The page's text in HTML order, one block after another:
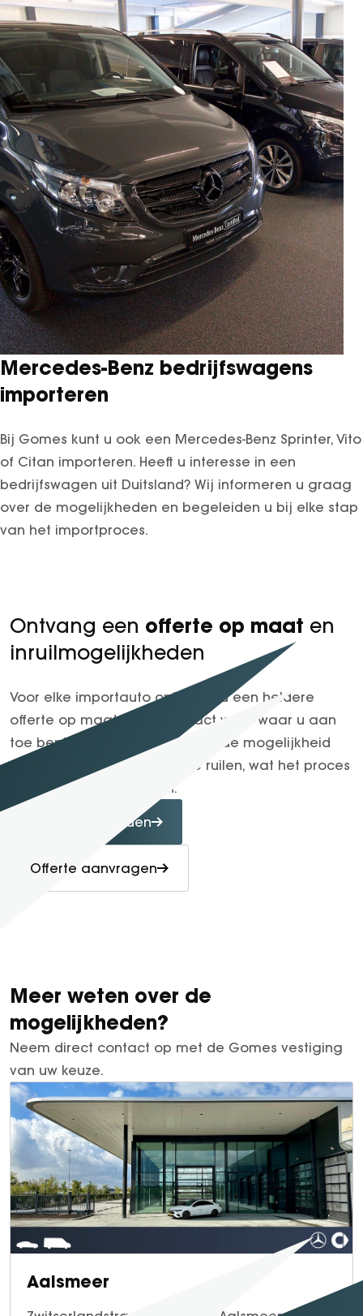
BYD DOLPHIN
DOLPHIN G DM-i
ATTO 3 EVO
ATTO 2
ATTO 2 DM-I
Mercedes-Benz bedrijfswagens
importeren
Bij Gomes kunt u ook een Mercedes-Benz Sprinter, Vito
of Citan importeren. Heeft u interesse in een
bedrijfswagen uit Duitsland? Wij informeren u graag
over de mogelijkheden en begeleiden u bij elke stap
van het importproces.
Ontvang een offerte op maat en
inruilmogelijkheden
Voor elke importauto ontvangt u een heldere
offerte op maat, zodat u exact weet waar u aan
toe bent. Bovendien bieden we de mogelijkheid
om uw huidige voertuig in te ruilen, wat het proces
nog eenvoudiger maakt.
Inruilvoorwaarden
Offerte aanvragen
Meer weten over de
mogelijkheden?
Neem direct contact op met de Gomes vestiging
van uw keuze.
Aalsmeer